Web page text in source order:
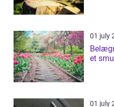
01 july
et
01 july